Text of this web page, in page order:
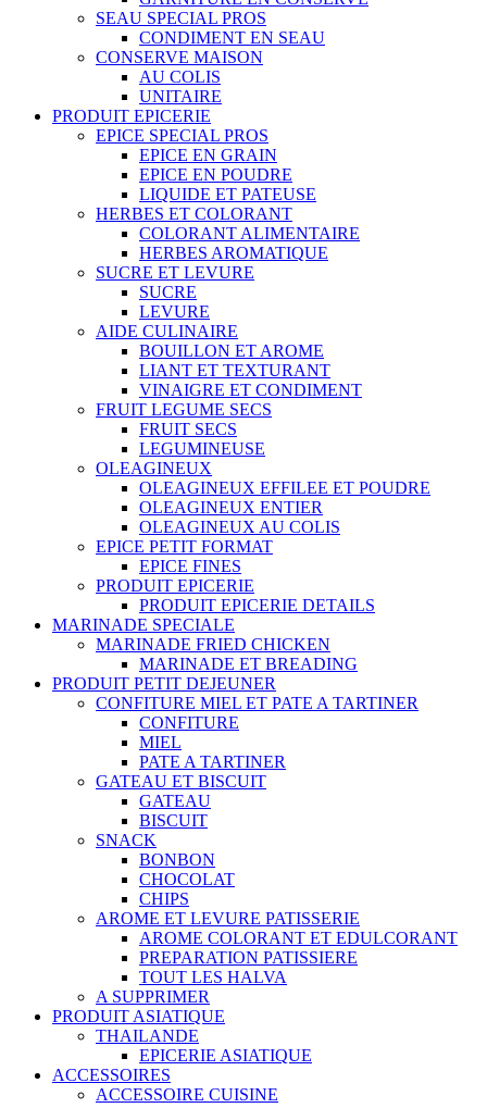
SEAU SPECIAL PROS
CONDIMENT EN SEAU
CONSERVE MAISON
AU COLIS
UNITAIRE
PRODUIT EPICERIE
EPICE SPECIAL PROS
EPICE EN GRAIN
EPICE EN POUDRE
LIQUIDE ET PATEUSE
HERBES ET COLORANT
COLORANT ALIMENTAIRE
HERBES AROMATIQUE
SUCRE ET LEVURE
SUCRE
LEVURE
AIDE CULINAIRE
BOUILLON ET AROME
LIANT ET TEXTURANT
VINAIGRE ET CONDIMENT
FRUIT LEGUME SECS
FRUIT SECS
LEGUMINEUSE
OLEAGINEUX
OLEAGINEUX EFFILEE ET POUDRE
OLEAGINEUX ENTIER
OLEAGINEUX AU COLIS
EPICE PETIT FORMAT
EPICE FINES
PRODUIT EPICERIE
PRODUIT EPICERIE DETAILS
MARINADE SPECIALE
MARINADE FRIED CHICKEN
MARINADE ET BREADING
PRODUIT PETIT DEJEUNER
CONFITURE MIEL ET PATE A TARTINER
CONFITURE
MIEL
PATE A TARTINER
GATEAU ET BISCUIT
GATEAU
BISCUIT
SNACK
BONBON
CHOCOLAT
CHIPS
AROME ET LEVURE PATISSERIE
AROME COLORANT ET EDULCORANT
PREPARATION PATISSIERE
TOUT LES HALVA
A SUPPRIMER
PRODUIT ASIATIQUE
THAILANDE
EPICERIE ASIATIQUE
ACCESSOIRES
ACCESSOIRE CUISINE